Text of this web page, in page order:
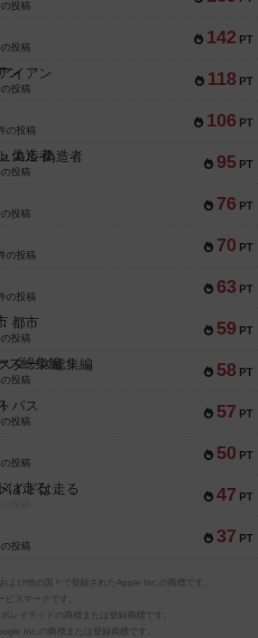
投稿
142 PT
投稿
118 PT
イアン
投稿
106 PT
の投稿
95 PT
エル 偽造者
投稿
76 PT
投稿
70 PT
の投稿
63 PT
の投稿
59 PT
都市
投稿
58 PT
ターズ総集編
投稿
57 PT
パス
投稿
50 PT
投稿
47 PT
イドは走る
37 PT
投稿
よび他の国々で登録されたApple Inc.の商標です。
スマークです。
レイテッドの商標または登録商標です。
Inc.の商標または登録商標です。